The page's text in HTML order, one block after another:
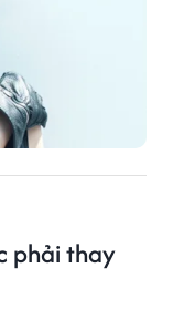
phải thay